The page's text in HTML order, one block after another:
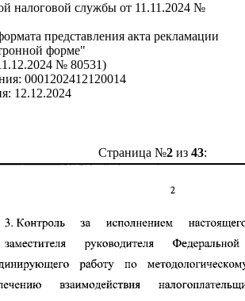
налоговой службы от 11.11.2024 №
представления акта рекламации
форме"
№ 80531)
0001202412120014
12.12.2024
Страница №2из 43: